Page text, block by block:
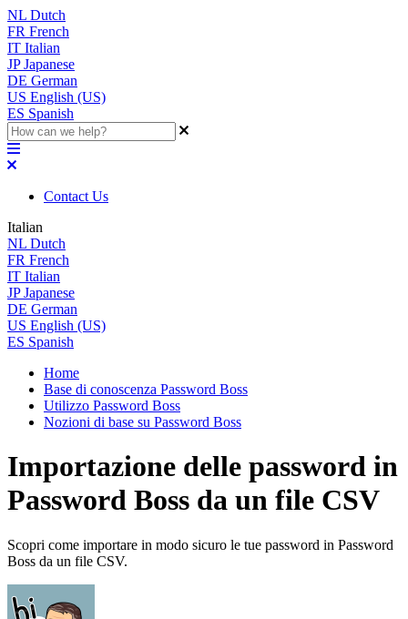
NL Dutch
FR French
IT Italian
JP Japanese
DE German
US English (US)
ES Spanish
Contact Us
Italian
NL Dutch
FR French
IT Italian
JP Japanese
DE German
US English (US)
ES Spanish
Home
Base di conoscenza Password Boss
Utilizzo Password Boss
Nozioni di base su Password Boss
Importazione delle password in
Password Boss da un file CSV
Scopri come importare in modo sicuro le tue password in Password
Boss da un file CSV.